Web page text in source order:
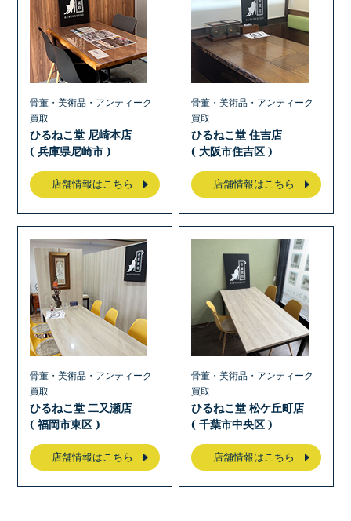
骨董・美術品・アンティーク
買取
ひるねこ堂 尼崎本店
( 兵庫県尼崎市 )
店舗情報はこちら
骨董・美術品・アンティーク
買取
ひるねこ堂 住吉店
( 大阪市住吉区 )
店舗情報はこちら
骨董・美術品・アンティーク
買取
ひるねこ堂 二又瀬店
( 福岡市東区 )
店舗情報はこちら
骨董・美術品・アンティーク
買取
ひるねこ堂 松ケ丘町店
( 千葉市中央区 )
店舗情報はこちら